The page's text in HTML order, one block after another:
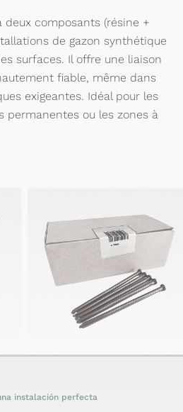
deux composants (résine +
de gazon synthétique
surfaces. Il offre une liaison
fiable, même dans
exigeantes. Idéal pour les
permanentes ou les zones à
instalación perfecta